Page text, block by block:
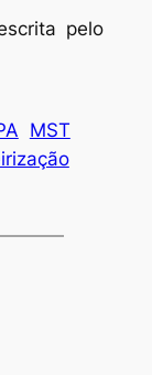
pelo
MST